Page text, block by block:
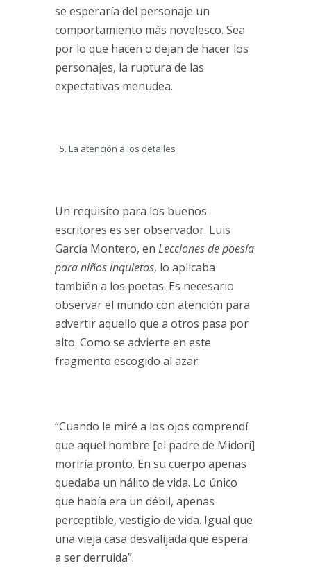
se esperaría del personaje un
comportamiento más novelesco. Sea
por lo que hacen o dejan de hacer los
personajes, la ruptura de las
expectativas menudea.
La atención a los detalles
Un requisito para los buenos
escritores es ser observador. Luis
García Montero, en Lecciones de poesía
para niños inquietos, lo aplicaba
también a los poetas. Es necesario
observar el mundo con atención para
advertir aquello que a otros pasa por
alto. Como se advierte en este
fragmento escogido al azar:
“Cuando le miré a los ojos comprendí
que aquel hombre [el padre de Midori]
moriría pronto. En su cuerpo apenas
quedaba un hálito de vida. Lo único
que había era un débil, apenas
perceptible, vestigio de vida. Igual que
una vieja casa desvalijada que espera
a ser derruida”.